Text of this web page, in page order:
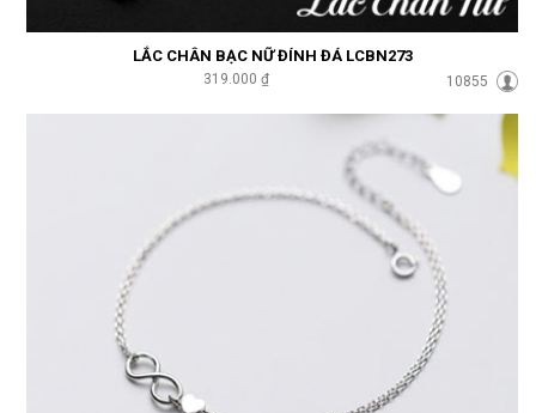
LẮC CHÂN BẠC NỮ ĐÍNH ĐÁ LCBN273
319.000 ₫ 10855